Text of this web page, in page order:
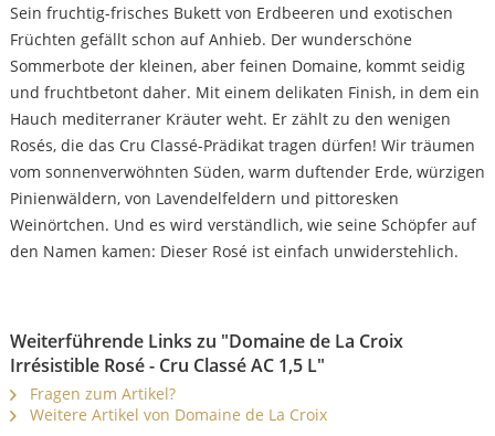
Sein fruchtig-frisches Bukett von Erdbeeren und exotischen
Früchten gefällt schon auf Anhieb. Der wunderschöne
Sommerbote der kleinen, aber feinen Domaine, kommt seidig
und fruchtbetont daher. Mit einem delikaten Finish, in dem ein
Hauch mediterraner Kräuter weht. Er zählt zu den wenigen
Rosés, die das Cru Classé-Prädikat tragen dürfen! Wir träumen
vom sonnenverwöhnten Süden, warm duftender Erde, würzigen
Pinienwäldern, von Lavendelfeldern und pittoresken
Weinörtchen. Und es wird verständlich, wie seine Schöpfer auf
den Namen kamen: Dieser Rosé ist einfach unwiderstehlich.
Weiterführende Links zu "Domaine de La Croix
Irrésistible Rosé - Cru Classé AC 1,5 L"
Fragen zum Artikel?
Weitere Artikel von Domaine de La Croix